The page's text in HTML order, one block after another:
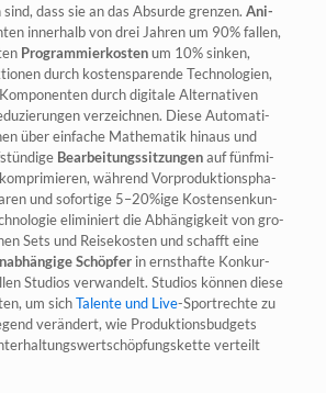
dass sie an das Absur­de gren­zen. Ani­
inner­halb von drei Jah­ren um 90% fal­len,
Pro­gram­mier­kos­tenum 10% sin­ken,
durch kos­ten­spa­ren­de Tech­no­lo­gien,
durch digi­ta­le Alter­na­ti­ven
ver­zeich­nen. Die­se Auto­ma­ti­
über ein­fa­che Mathe­ma­tik hin­aus und
Bear­bei­tungs­sit­zun­genauf fünf­mi­
wäh­rend Vor­pro­duk­ti­ons­pha­
und sofor­ti­ge 5–20%ige Kos­ten­sen­kun­
eli­mi­niert die Abhän­gig­keit von gro­
Sets und Rei­se­kos­ten und schafft eine
Schöp­ferin ernst­haf­te Kon­kur­
Stu­di­os ver­wan­delt. Stu­di­os kön­nen die­se
um sichTalen­te und Live-Sport­rech­te zu
ver­än­dert, wie Pro­duk­ti­ons­bud­gets
ver­teilt